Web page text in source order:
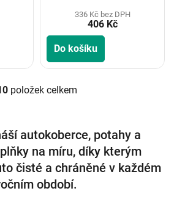
336 Kč bez DPH
406 Kč
Do košíku
O
á
d
a
c
í
p
položek celkem
autokoberce, potahy a
na míru, díky kterým
čisté a chráněné v každém
období.